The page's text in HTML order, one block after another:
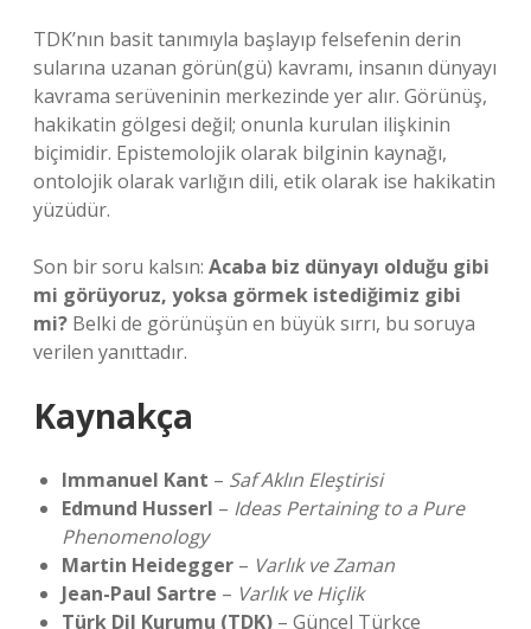
TDK’nın basit tanımıyla başlayıp felsefenin derin
sularına uzanan görün(gü) kavramı, insanın dünyayı
kavrama serüveninin merkezinde yer alır. Görünüş,
hakikatin gölgesi değil; onunla kurulan ilişkinin
biçimidir. Epistemolojik olarak bilginin kaynağı,
ontolojik olarak varlığın dili, etik olarak ise hakikatin
yüzüdür.
Son bir soru kalsın: Acaba biz dünyayı olduğu gibi
mi görüyoruz, yoksa görmek istediğimiz gibi
mi? Belki de görünüşün en büyük sırrı, bu soruya
verilen yanıttadır.
Kaynakça
Immanuel Kant – Saf Aklın Eleştirisi
Edmund Husserl – Ideas Pertaining to a Pure
Phenomenology
Martin Heidegger – Varlık ve Zaman
Jean-Paul Sartre – Varlık ve Hiçlik
Türk Dil Kurumu (TDK) – Güncel Türkçe